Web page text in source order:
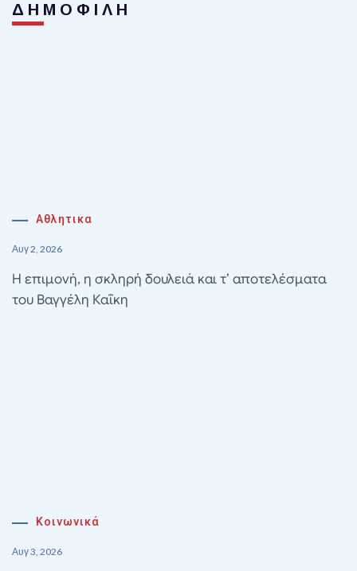
ΔΗΜΟΦΙΛΗ
Αθλητικα
Αυγ 2, 2026
Η επιμονή, η σκληρή δουλειά και τ’ αποτελέσματα
του Βαγγέλη Καΐκη
Κοινωνικά
Αυγ 3, 2026